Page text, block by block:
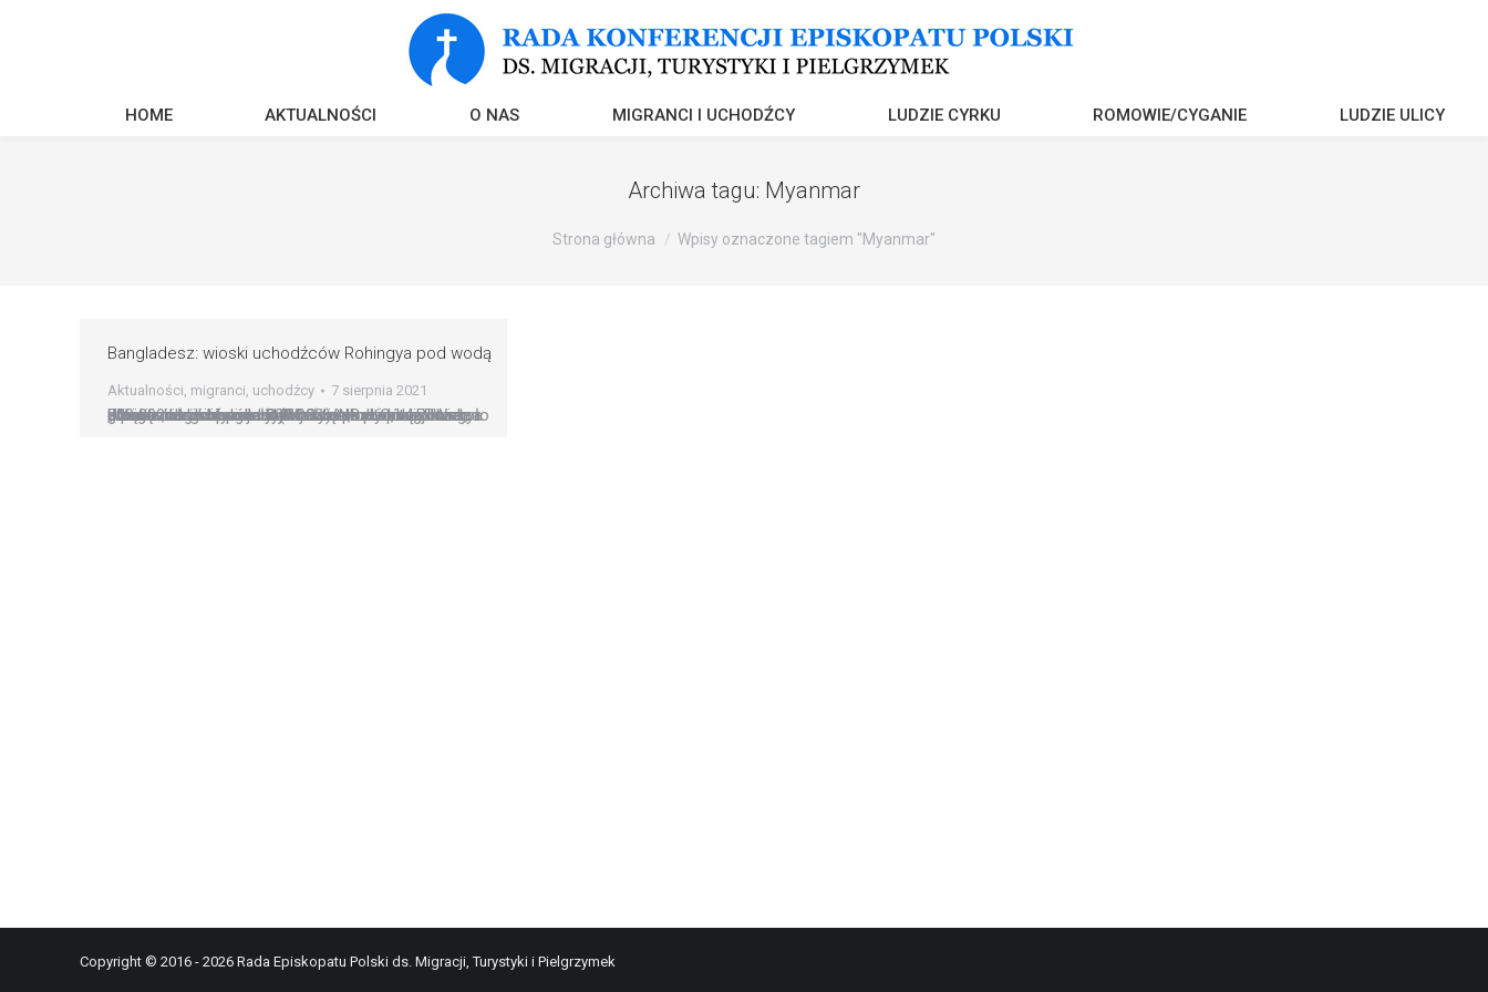
HOME AKTUALNOŚCI O NAS MIGRANCI I UCHODŹCY LUDZIE CYRKU ROMOWIE/CYGANIE LUDZIE ULICY
Archiwa tagu: Myanmar
Strona główna Wpisy oznaczone tagiem "Myanmar"
Bangladesz: wioski uchodźców Rohingya pod wodą
Aktualności, migranci, uchodźcy 7 sierpnia 2021
Ulewne deszcze zalały 400 wiosek w Cox’s Bazar, gdzie mieszka ponad 800 000 uchodźców Rohingya z pobliskiego Myanmar (Birmy). Na problem zwraca uwagę całego świata Caritas Internationalis. Wiele domów, studni i pól znajduje się pod wodą; dla około 300 000 ludzi brakuje żywności i wody pitnej. „Większości mieszkańców Cox’s Bazar, regionu silnie uzależnionego od rolnictwa,…
Copyright © 2016 - 2026 Rada Episkopatu Polski ds. Migracji, Turystyki i Pielgrzymek